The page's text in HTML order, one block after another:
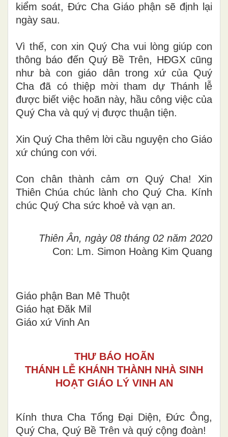
kiểm soát, Đức Cha Giáo phận sẽ định lại
ngày sau.
Vì thế, con xin Quý Cha vui lòng giúp con
thông báo đến Quý Bề Trên, HĐGX cũng
như bà con giáo dân trong xứ của Quý
Cha đã có thiệp mời tham dự Thánh lễ
được biết việc hoãn này, hầu công việc của
Quý Cha và quý vị được thuận tiện.
Xin Quý Cha thêm lời cầu nguyện cho Giáo
xứ chúng con với.
Con chân thành cảm ơn Quý Cha! Xin
Thiên Chúa chúc lành cho Quý Cha. Kính
chúc Quý Cha sức khoẻ và vạn an.
Thiên Ân, ngày 08 tháng 02 năm 2020
Con: Lm. Simon Hoàng Kim Quang
Giáo phận Ban Mê Thuột
Giáo hạt Đăk Mil
Giáo xứ Vinh An
THƯ BÁO HOÃN
THÁNH LỄ KHÁNH THÀNH NHÀ SINH
HOẠT GIÁO LÝ VINH AN
Kính thưa Cha Tổng Đại Diện, Đức Ông,
Quý Cha, Quý Bề Trên và quý cộng đoàn!